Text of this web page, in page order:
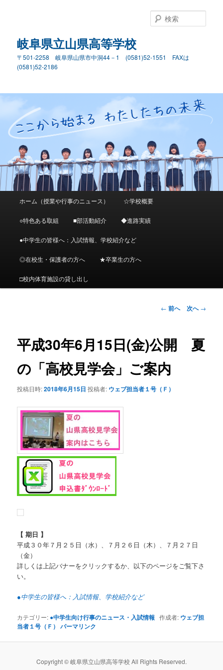
岐阜県立山県高等学校
〒501-2258 岐阜県山県市中洞44－1 (0581)52-1551 FAXは
(0581)52-2186
索
メ
イ
ン
コ
ン
ツ
へ
移
動
ホーム（授業や行事のニュース） ☆学校概要
○特色ある取組 ■部活動紹介 ◆進路実績
●中学生の皆様へ：入試情報、学校紹介など
◎在校生・保護者の方へ ★卒業生の方へ
□校内体育施設の貸し出し
投
ビ
ゲ
シ
ン
← 前へ 次へ→
平成30年6月15日(金)公開 夏
の「高校見学会」ご案内
投稿日時:2018年6月15日 投稿者: ウェブ担当者１号（Ｆ）
【 期日 】
平成３０年７月２５日（水）、７月２６日（木）、７月２７日
（金）
詳しくは上記バナーをクリックするか、以下のページをご覧下さ
い。
●中学生の皆様へ：入試情報、学校紹介など
カテゴリー: ●中学生向け行事のニュース・入試情報 作成者: ウェブ担
当者１号（Ｆ） パーマリンク
Copyright © 岐阜県立山県高等学校 All Rights Reserved.